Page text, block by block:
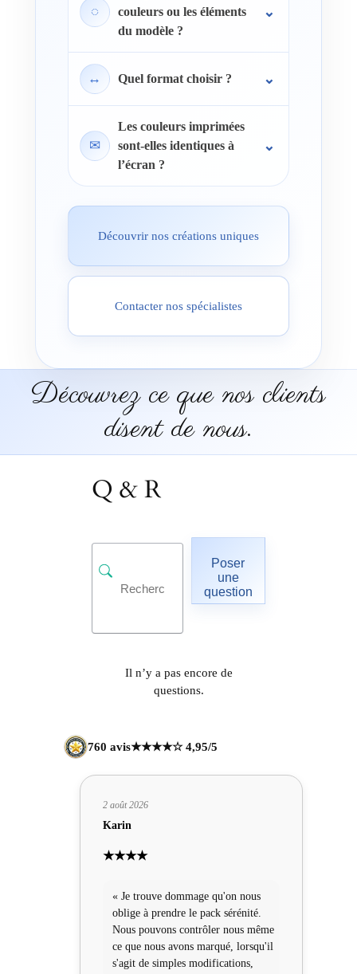
◌
couleurs ou les éléments
du modèle ?
↔ Quel format choisir ?
✉
Les couleurs imprimées
sont-elles identiques à
l’écran ?
Découvrir nos créations uniques
Contacter nos spécialistes
Découvrez ce que nos clients
disent de nous.
Q & R
Poser
une
question
Il n’y a pas encore de
questions.
760 avis★★★★☆ 4,95/5
2 août 2026
Karin
★★★★
« Je trouve dommage qu'on nous
oblige à prendre le pack sérénité.
Nous pouvons contrôler nous même
ce que nous avons marqué, lorsqu'il
s'agit de simples modifications,